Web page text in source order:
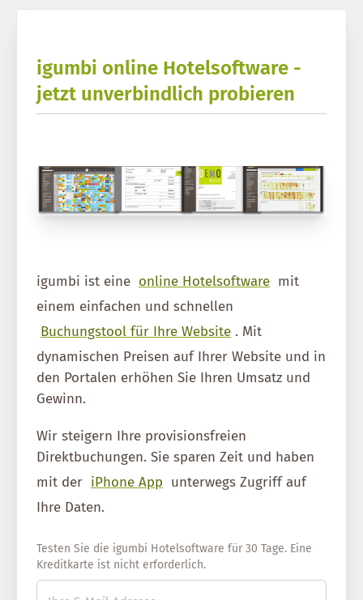
igumbi online Hotelsoftware -
jetzt unverbindlich probieren
igumbi ist eine online Hotelsoftware mit
einem einfachen und schnellen
Buchungstool für Ihre Website . Mit
dynamischen Preisen auf Ihrer Website und in
den Portalen erhöhen Sie Ihren Umsatz und
Gewinn.
Wir steigern Ihre provisionsfreien
Direktbuchungen. Sie sparen Zeit und haben
mit der iPhone App unterwegs Zugriff auf
Ihre Daten.
Testen Sie die igumbi Hotelsoftware für 30 Tage. Eine
Kreditkarte ist nicht erforderlich.